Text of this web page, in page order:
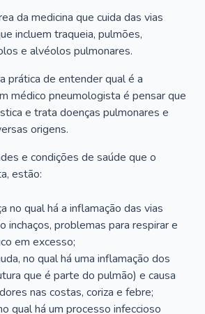
da medicina que cuida das vias
incluem traqueia, pulmões,
e alvéolos pulmonares.
prática de entender qual é a
médico pneumologista é pensar que
e trata doenças pulmonares e
origens.
e condições de saúde que o
estão:
no qual há a inflamação das vias
inchaços, problemas para respirar e
em excesso;
no qual há uma inflamação dos
que é parte do pulmão) e causa
nas costas, coriza e febre;
qual há um processo infeccioso